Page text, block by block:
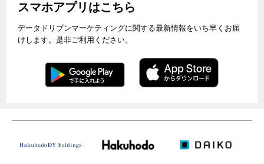
スマホアプリはこちら
データドリブンマーケティングに関する最新情報をいち早くお届
けします。是非ご利用ください。